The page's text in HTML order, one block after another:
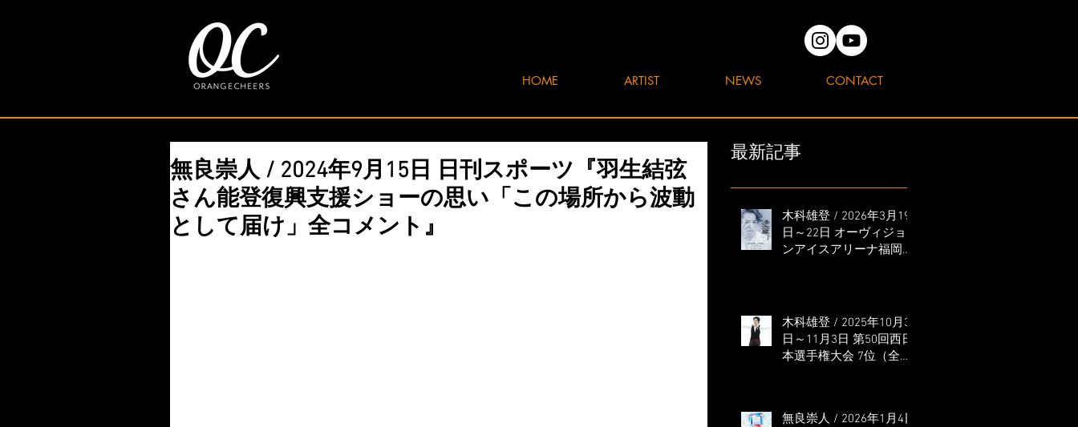
HOME ARTIST NEWS CONTACT
無良崇人 / 2024年9月15日 日刊スポーツ『羽生結弦
さん能登復興支援ショーの思い「この場所から波動
として届け」全コメント』
最新記事
木科雄登 / 2026年3月19
日～22日 オーヴィジョ
ンアイスアリーナ福岡
木科雄登 / 2025年10月31
日～11月3日 第50回西日
本選手権大会 7位（全日
無良崇人 / 2026年1月4日